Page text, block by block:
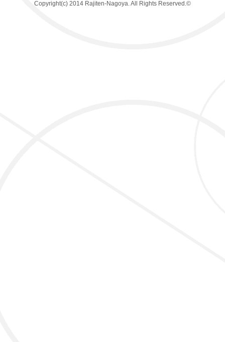
Copyright(c) 2014 Rajiten-Nagoya. All Rights Reserved.©